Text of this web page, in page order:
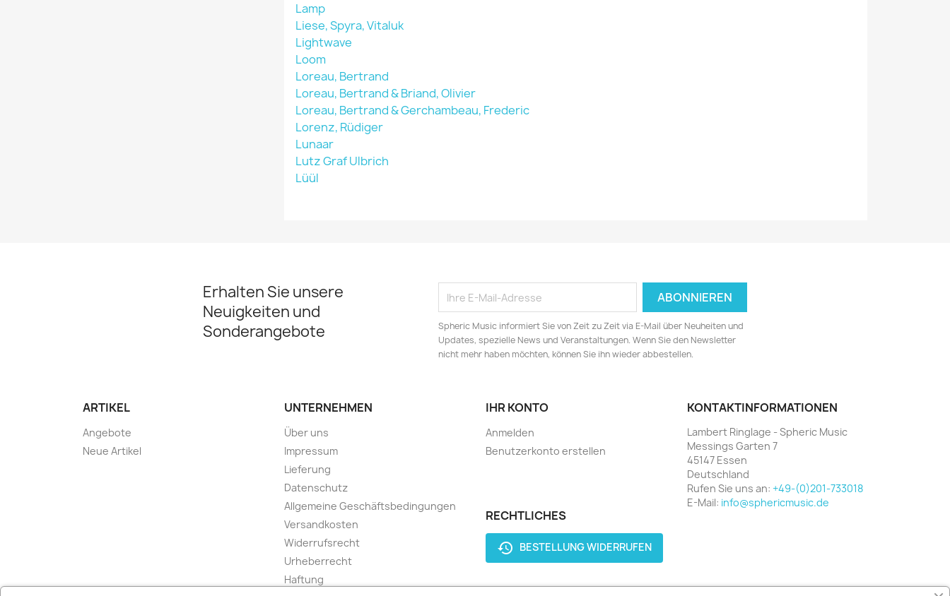
Lamp
Liese, Spyra, Vitaluk
Lightwave
Loom
Loreau, Bertrand
Loreau, Bertrand & Briand, Olivier
Loreau, Bertrand & Gerchambeau, Frederic
Lorenz, Rüdiger
Lunaar
Lutz Graf Ulbrich
Lüül
Erhalten Sie unsere
Neuigkeiten und
Sonderangebote
Spheric Music informiert Sie von Zeit zu Zeit via E-Mail über Neuheiten und
Updates, spezielle News und Veranstaltungen. Wenn Sie den Newsletter
nicht mehr haben möchten, können Sie ihn wieder abbestellen.
ARTIKEL
Angebote
Neue Artikel
UNTERNEHMEN
Über uns
Impressum
Lieferung
Datenschutz
Allgemeine Geschäftsbedingungen
Versandkosten
Widerrufsrecht
Urheberrecht
Haftung
IHR KONTO
Anmelden
Benutzerkonto erstellen
KONTAKTINFORMATIONEN
Lambert Ringlage - Spheric Music
Messings Garten 7
45147 Essen
Deutschland
Rufen Sie uns an: +49-(0)201-733018
E-Mail: info@sphericmusic.de
RECHTLICHES
history BESTELLUNG WIDERRUFEN